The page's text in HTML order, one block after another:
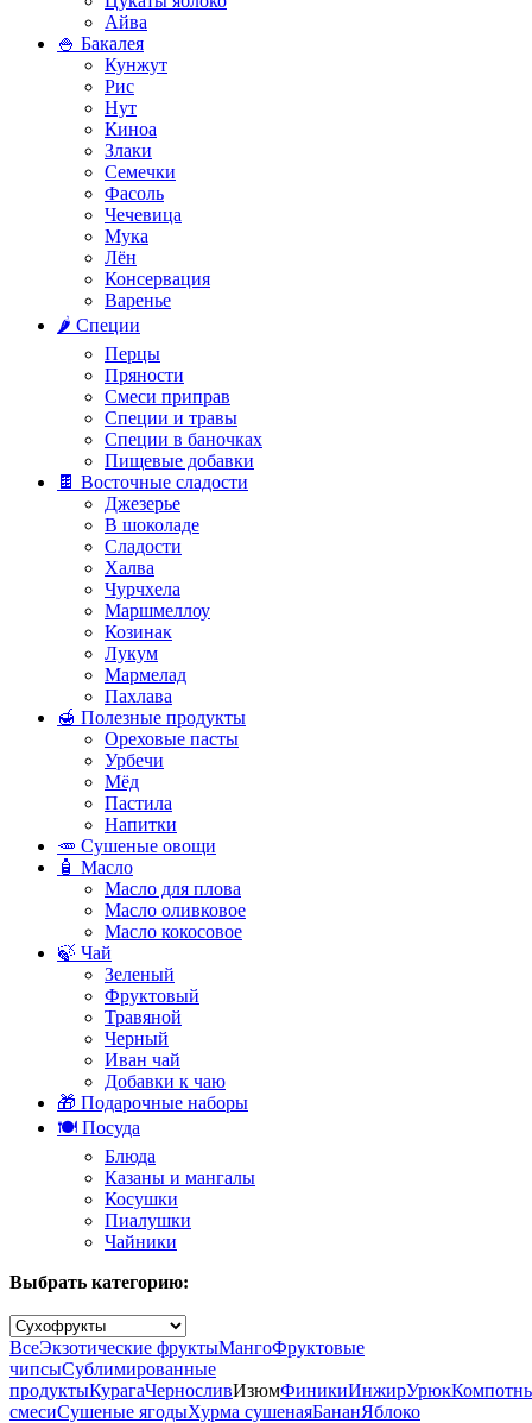
Айва
🍚 Бакалея
Кунжут
Рис
Нут
Киноа
Злаки
Семечки
Фасоль
Чечевица
Мука
Лён
Консервация
Варенье
🌶️ Специи
Перцы
Пряности
Смеси приправ
Специи и травы
Специи в баночках
Пищевые добавки
🍫 Восточные сладости
Джезерье
В шоколаде
Сладости
Халва
Чурчхела
Маршмеллоу
Козинак
Лукум
Мармелад
Пахлава
🍯 Полезные продукты
Ореховые пасты
Урбечи
Мёд
Пастила
Напитки
🥕 Сушеные овощи
🧴 Масло
Масло для плова
Масло оливковое
Масло кокосовое
🍃 Чай
Зеленый
Фруктовый
Травяной
Черный
Иван чай
Добавки к чаю
🎁 Подарочные наборы
🍽️ Посуда
Блюда
Казаны и мангалы
Косушки
Пиалушки
Чайники
Выбрать категорию:
ВсеЭкзотические фруктыМангоФруктовые
чипсыСублимированные
продуктыКурагаЧерносливИзюмФиникиИнжирУрюк
смесиСушеные ягодыХурма сушенаяБананЯблоко